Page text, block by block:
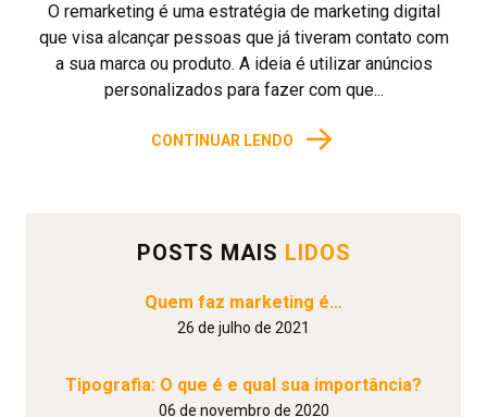
O remarketing é uma estratégia de marketing digital
que visa alcançar pessoas que já tiveram contato com
a sua marca ou produto. A ideia é utilizar anúncios
personalizados para fazer com que...
CONTINUAR LENDO →
POSTS MAIS LIDOS
Quem faz marketing é…
26 de julho de 2021
Tipografia: O que é e qual sua importância?
06 de novembro de 2020